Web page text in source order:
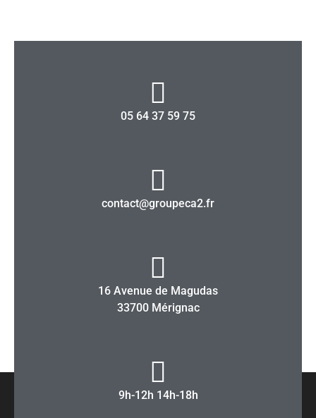
05 64 37 59 75
contact@groupeca2.fr
16 Avenue de Magudas
33700 Mérignac
9h-12h 14h-18h